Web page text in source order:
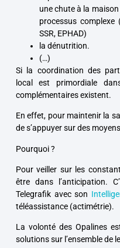
une chute à la
processus
SSR, EPHAD)
la dénutrition.
(…)
Si la coordination des
local est primordiale
complémentaires existent.
En effet, pour maintenir la
de s’appuyer sur des
Pourquoi ?
Pour veiller sur les
être dans l’anticipation.
Telegrafik avec son
téléassistance (actimétrie).
La volonté des Opalines
solutions sur l’ensemble de